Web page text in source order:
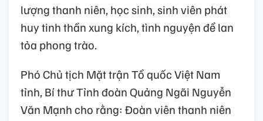
lượng thanh niên, học sinh, sinh viên phát
huy tinh thần xung kích, tình nguyện để lan
tỏa phong trào.
Phó Chủ tịch Mặt trận Tổ quốc Việt Nam
tỉnh, Bí thư Tỉnh đoàn Quảng Ngãi Nguyễn
Văn Mạnh cho rằng: Đoàn viên thanh niên